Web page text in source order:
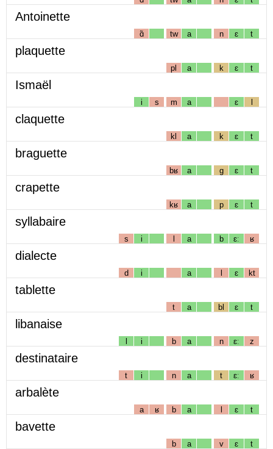
Antoinette
ɑ̃ tw a n ɛ t
plaquette
pl a k ɛ t
Ismaël
i s m a ɛ l
claquette
kl a k ɛ t
braguette
bʁ a g ɛ t
crapette
kʁ a p ɛ t
syllabaire
s i l a b ɛː ʁ
dialecte
d i a l ɛ kt
tablette
t a bl ɛ t
libanaise
l i b a n ɛː z
destinataire
t i n a t ɛː ʁ
arbalète
a ʁ b a l ɛ t
bavette
b a v ɛ t